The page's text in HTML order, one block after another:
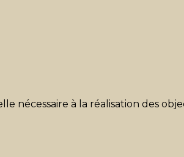
nécessaire à la réalisation des